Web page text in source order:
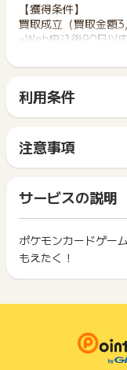
【獲得条件】
買取成立（買取金額
※Web申込後90日以
※キャンペーンなど
【獲得対象外条件】
同一ユーザーからの
※ポイントに関する
までお問い合わせ
お問い合わせをした
ざいます。
利用条件
サイトに移動してか
間に、同じブラウザ
ト獲得ができません
「 申込をしてポイ
お買い物利用時で、
ト獲得ができません
2回以上同じお買い
ポイントタウンに戻
下記の事項に該当す
・同一端末や同一世
い物を複数回ご利用
・他のポイントサイ
注意事項
一部のサービスにつ
は切り捨てとなります
ポイント獲得が1ポ
ント履歴には記載さ
原則として広告主側
につきましては、ポ
まれません。
各サービス・お買い
ン期間が予告なしに
サービスの説明
ポケモンカードゲー
もえたく！